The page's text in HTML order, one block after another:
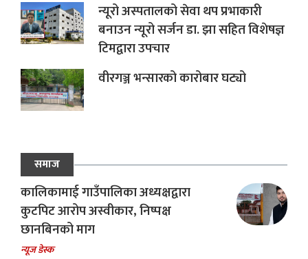
न्यूरो अस्पतालको सेवा थप प्रभाकारी
बनाउन न्यूरो सर्जन डा. झा सहित विशेषज्ञ
टिमद्वारा उपचार
वीरगञ्ज भन्सारको कारोबार घट्यो
समाज
कालिकामाई गाउँपालिका अध्यक्षद्वारा
कुटपिट आरोप अस्वीकार, निष्पक्ष
छानबिनको माग
न्यूज डेस्क